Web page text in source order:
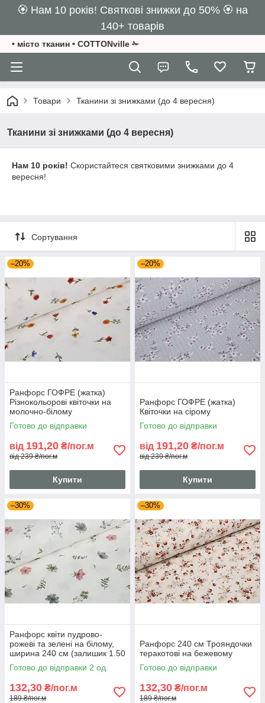
🏵️ Нам 10 років! Святкові знижки до 50% 🏵️ на
140+ товарів
• місто тканин • COTTONville ✁
Товари Тканини зі знижками (до 4 вересня)
Тканини зі знижками (до 4 вересня)
Нам 10 років! Скористайтеся святковими знижками до 4
вересня!
Сортування
–20%
Ранфорс ГОФРЕ (жатка)
Різнокольорові квіточки на
молочно-білому
Готово до відправки
від 191,20 ₴/пог.м
від 239 ₴/пог.м
Купити
–20%
Ранфорс ГОФРЕ (жатка)
Квіточки на сірому
Готово до відправки
від 191,20 ₴/пог.м
від 239 ₴/пог.м
Купити
–30%
Ранфорс квіти пудрово-
рожеві та зелені на білому,
ширина 240 см (залишик 1.50
мп)
Готово до відправки 2 од.
132,30 ₴/пог.м
189 ₴/пог.м
–30%
Ранфорс 240 см Трояндочки
теракотові на бежевому
Готово до відправки
132,30 ₴/пог.м
189 ₴/пог.м